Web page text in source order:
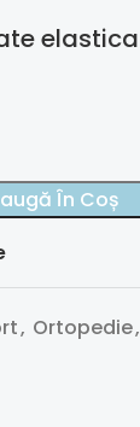
elastica
În Coș
, Ortopedie,